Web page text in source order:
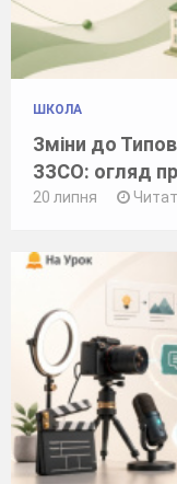
ШКОЛА
Зміни до
ЗЗСО: огляд
20 липня